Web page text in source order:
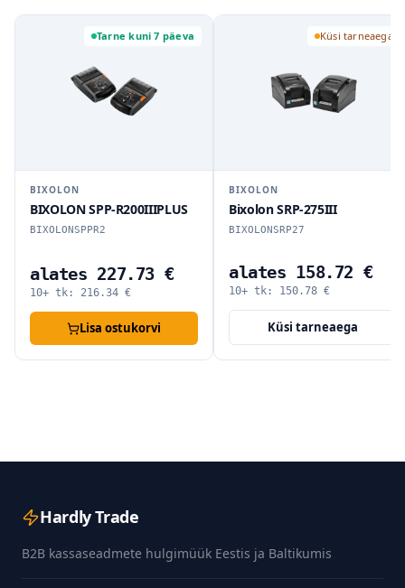
Tarne kuni 7 päeva
BIXOLON
BIXOLON SPP-R200IIIPLUS
BIXOLONSPPR2
alates 227.73 €
10+ tk: 216.34 €
Lisa ostukorvi
Küsi tarneaega
BIXOLON
Bixolon SRP-275III
BIXOLONSRP27
alates 158.72 €
10+ tk: 150.78 €
Küsi tarneaega
Hardly Trade
B2B kassaseadmete hulgimüük Eestis ja Baltikumis